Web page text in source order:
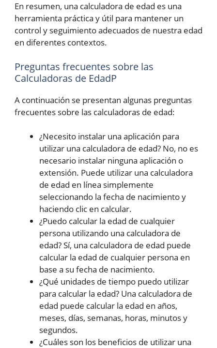
En resumen, una calculadora de edad es una
herramienta práctica y útil para mantener un
control y seguimiento adecuados de nuestra edad
en diferentes contextos.
Preguntas frecuentes sobre las
Calculadoras de EdadP
A continuación se presentan algunas preguntas
frecuentes sobre las calculadoras de edad:
¿Necesito instalar una aplicación para
utilizar una calculadora de edad? No, no es
necesario instalar ninguna aplicación o
extensión. Puede utilizar una calculadora
de edad en línea simplemente
seleccionando la fecha de nacimiento y
haciendo clic en calcular.
¿Puedo calcular la edad de cualquier
persona utilizando una calculadora de
edad? Sí, una calculadora de edad puede
calcular la edad de cualquier persona en
base a su fecha de nacimiento.
¿Qué unidades de tiempo puedo utilizar
para calcular la edad? Una calculadora de
edad puede calcular la edad en años,
meses, días, semanas, horas, minutos y
segundos.
¿Cuáles son los beneficios de utilizar una